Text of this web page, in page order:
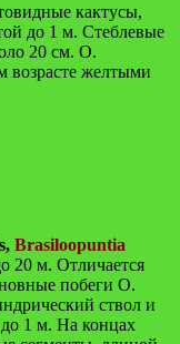
кактусы,
до 1 м. Стеблевые
20 см. О.
возрасте желтыми
Brasiloopuntia
20 м. Отличается
побеги О.
ствол и
1 м. На концах